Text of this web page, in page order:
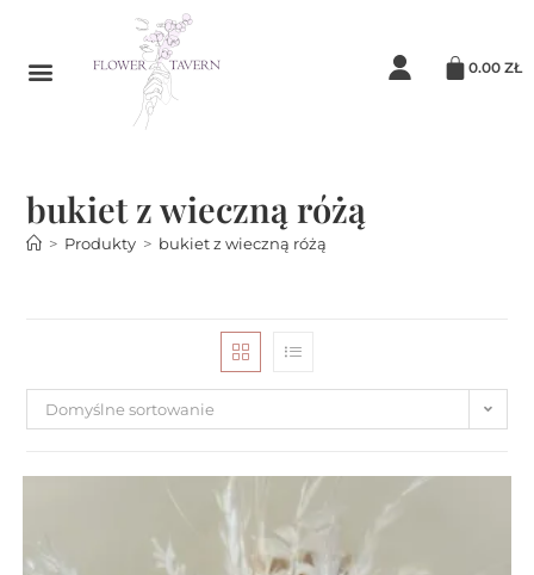
0.00 ZŁ
bukiet z wieczną różą
> Produkty > bukiet z wieczną różą
Domyślne sortowanie